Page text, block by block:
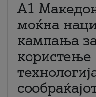
A1
моќна
кампања
користење